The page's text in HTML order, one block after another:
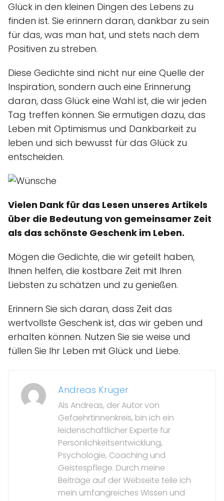
Glück in den kleinen Dingen des Lebens zu
finden ist. Sie erinnern daran, dankbar zu sein
für das, was man hat, und stets nach dem
Positiven zu streben.
Diese Gedichte sind nicht nur eine Quelle der
Inspiration, sondern auch eine Erinnerung
daran, dass Glück eine Wahl ist, die wir jeden
Tag treffen können. Sie ermutigen dazu, das
Leben mit Optimismus und Dankbarkeit zu
leben und sich bewusst für das Glück zu
entscheiden.
Vielen Dank für das Lesen unseres Artikels
über die Bedeutung von gemeinsamer Zeit
als das schönste Geschenk im Leben.
Mögen die Gedichte, die wir geteilt haben,
Ihnen helfen, die kostbare Zeit mit Ihren
Liebsten zu schätzen und zu genießen.
Erinnern Sie sich daran, dass Zeit das
wertvollste Geschenk ist, das wir geben und
erhalten können. Nutzen Sie sie weise und
füllen Sie Ihr Leben mit Glück und Liebe.
Andreas Krüger
Als Andreas, der Autor von
Gefaehrtinnenkreis, bin ich ein
leidenschaftlicher Experte für
Persönlichkeitsentwicklung,
Psychologie, Coaching und
Geistespflege. Durch meine
Beiträge auf der Webseite teile ich
mein umfangreiches Wissen und